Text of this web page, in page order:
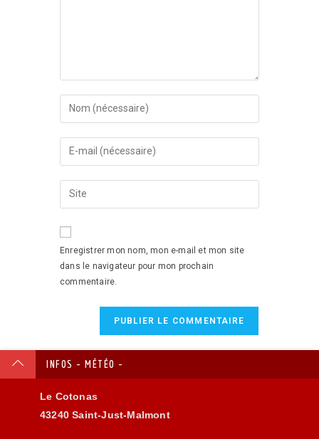
Enregistrer mon nom, mon e-mail et mon site
dans le navigateur pour mon prochain
commentaire.
INFOS - MÉTÉO -
Le Cotonas
43240 Saint-Just-Malmont